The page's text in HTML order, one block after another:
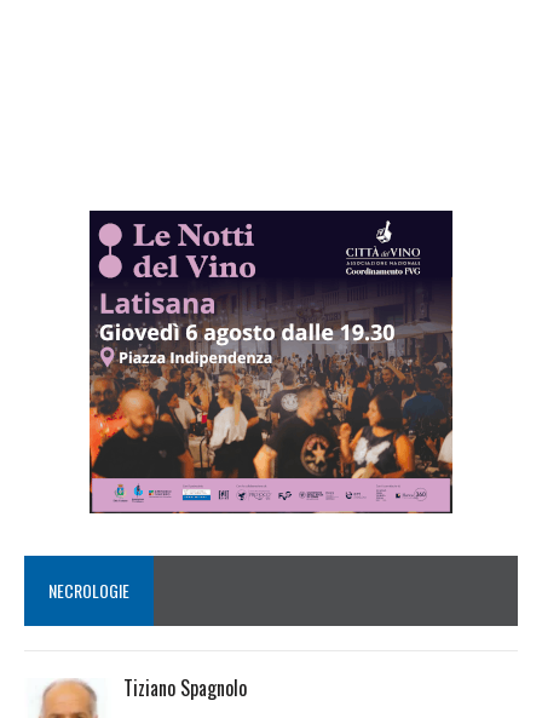
NECROLOGIE
Tiziano Spagnolo